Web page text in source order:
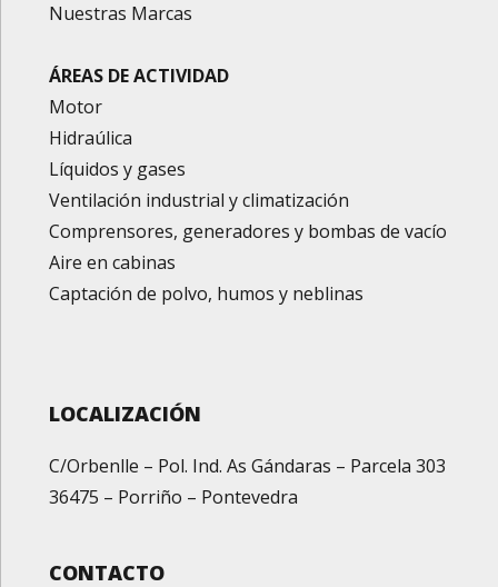
Nuestras Marcas
ÁREAS DE ACTIVIDAD
Motor
Hidraúlica
Líquidos y gases
Ventilación industrial y climatización
Comprensores, generadores y bombas de vacío
Aire en cabinas
Captación de polvo, humos y neblinas
LOCALIZACIÓN
C/Orbenlle – Pol. Ind. As Gándaras – Parcela 303
36475 – Porriño – Pontevedra
CONTACTO